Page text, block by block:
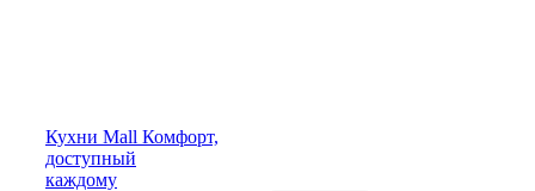
Кухни Mall Комфорт,
доступный
каждому